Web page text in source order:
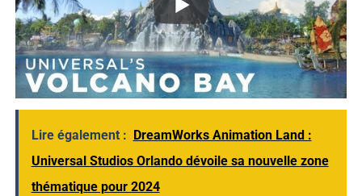
Lire également :
DreamWorks Animation Land :
Universal Studios Orlando dévoile sa nouvelle zone
thématique pour 2024